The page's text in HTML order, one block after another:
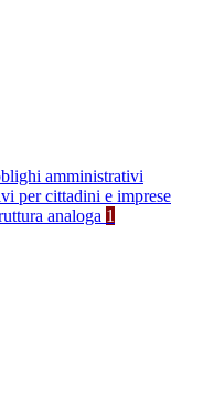
amministrativi
per cittadini e imprese
analoga 1